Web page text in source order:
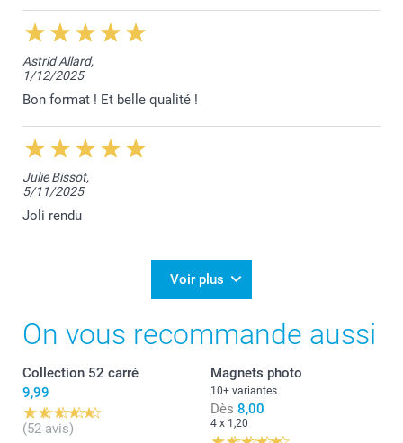
Bonne journée,
Lucie@smartphoto
Astrid Allard,
1/12/2025
Bon format ! Et belle qualité !
Julie Bissot,
5/11/2025
Joli rendu
Voir plus
On vous recommande aussi
Collection 52 carré
9,99
(52 avis)
Magnets photo
10+ variantes
Dès 8,00
4 x 1,20